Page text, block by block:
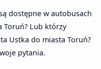
dostępne w autobusach
Toruń? Lub którzy
Ustka do miasta Toruń?
pytania.